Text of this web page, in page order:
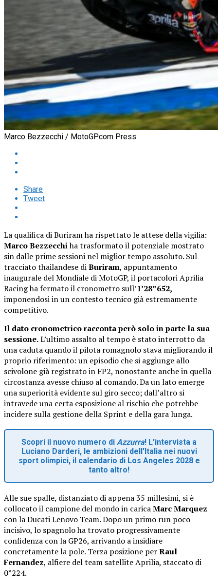
Marco Bezzecchi / MotoGP.com Press
Share
Tweet
La qualifica di Buriram ha rispettato le attese della vigilia:
Marco Bezzecchiha trasformato il potenziale mostrato
sin dalle prime sessioni nel miglior tempo assoluto. Sul
tracciato thailandese diBuriram, appuntamento
inaugurale del Mondiale di MotoGP, il portacolori Aprilia
Racing ha fermato il cronometro sull’1’28”652,
imponendosi in un contesto tecnico già estremamente
competitivo.
Il dato cronometrico racconta però solo in parte la sua
sessione.L’ultimo assalto al tempo è stato interrotto da
una caduta quando il pilota romagnolo stava migliorando il
proprio riferimento: un episodio che si aggiunge allo
scivolone già registrato in FP2, nonostante anche in quella
circostanza avesse chiuso al comando. Da un lato emerge
una superiorità evidente sul giro secco; dall’altro si
intravede una certa esposizione al rischio che potrebbe
incidere sulla gestione della Sprint e della gara lunga.
Scopri il nuovo numero di Azzurra! L'intervista a
Luciano Darderi, le ambizioni dell'Italia nei nuovi
sport olimpici, il calendario di Los Angeles 2028 e
tanto altro!
Alle sue spalle, distanziato di appena 35 millesimi, si è
collocato il campione del mondo in caricaMarc Marquez
con la Ducati Lenovo Team. Dopo un primo run poco
incisivo, lo spagnolo ha trovato progressivamente
confidenza con la GP26, arrivando a insidiare
concretamente la pole. Terza posizione perRaul
Fernandez, alfiere del team satellite Aprilia, staccato di
0”224.